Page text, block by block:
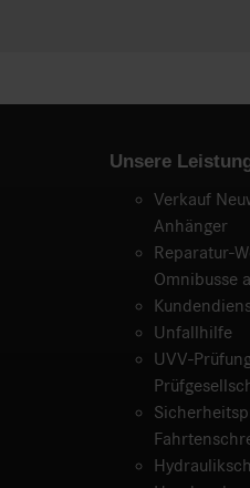
Unsere
Verkauf
Anhänger
Reparatur-
Omnibusse
Unfallhilfe
UVV-